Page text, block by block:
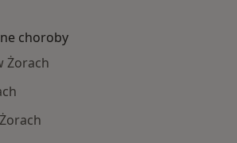
choroby
Żorach